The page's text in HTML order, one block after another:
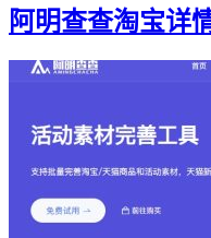
阿明查查淘宝详